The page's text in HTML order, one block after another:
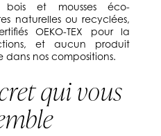
bois et mousses éco-
naturelles ou recyclées,
OEKO-TEX pour la
et aucun produit
dans nos compositions.
qui vous